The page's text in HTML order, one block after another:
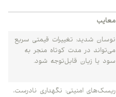
معایب
نوسان شدید: تغییرات قیمتی سریع
می‌تواند در مدت کوتاه منجر به
سود یا زیان قابل‌توجه شود.
ریسک‌های امنیتی: نگهداری نادرست،